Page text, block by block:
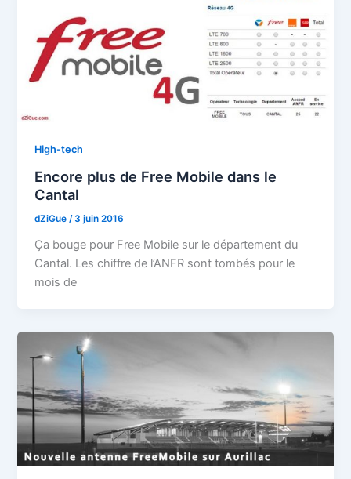
High-tech
Encore plus de Free Mobile dans le
Cantal
dZiGue/3 juin 2016
Ça bouge pour Free Mobile sur le département du
Cantal. Les chiffre de l’ANFR sont tombés pour le
mois de